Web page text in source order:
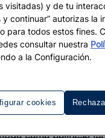
cama balinesa
visitadas) y de tu
continuar” autorizas la
para todos estos fines.
consultar nuestra
a la Configuración.
cookies